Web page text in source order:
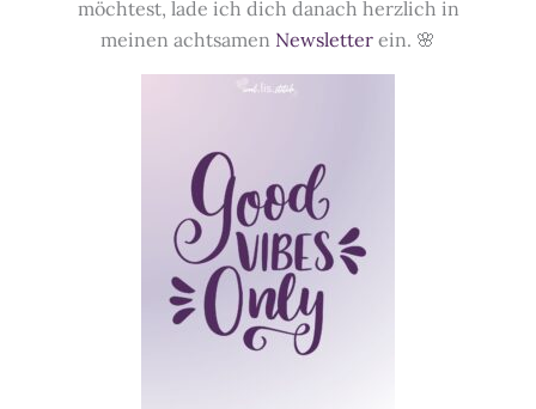
möchtest, lade ich dich danach herzlich in
meinen achtsamen Newsletter ein. 🌸